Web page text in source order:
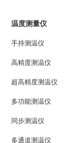
温度测量仪
手持测温仪
高精度测温仪
超高精度测温仪
多功能测温仪
同步测温仪
多通道测温仪